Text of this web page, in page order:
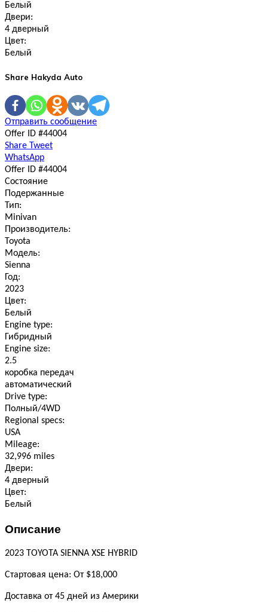
Белый
Двери:
4 дверный
Цвет:
Белый
Share Hakyda Auto
Отправить сообщение
Offer ID #44004
Share Tweet
WhatsApp
Offer ID #44004
Состояние
Подержанные
Тип:
Minivan
Производитель:
Toyota
Модель:
Sienna
Год:
2023
Цвет:
Белый
Engine type:
Гибридный
Engine size:
2.5
коробка передач
автоматический
Drive type:
Полный/4WD
Regional specs:
USA
Mileage:
32,996 miles
Двери:
4 дверный
Цвет:
Белый
Описание
2023 TOYOTA SIENNA XSE HYBRID
Стартовая цена: От $18,000
Доставка от 45 дней из Америки